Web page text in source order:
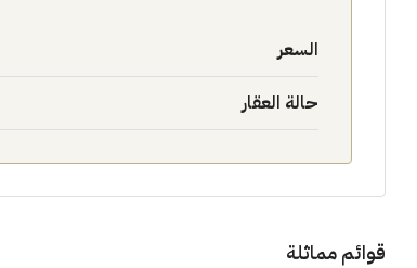
السعر
حالة العقار
قوائم مماثلة